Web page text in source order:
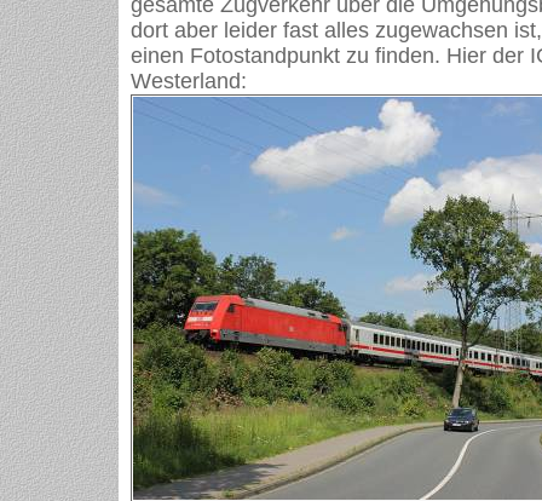
gesamte Zugverkehr über die
dort aber leider fast alles zugewachsen
einen Fotostandpunkt zu finden. Hier der
Westerland: